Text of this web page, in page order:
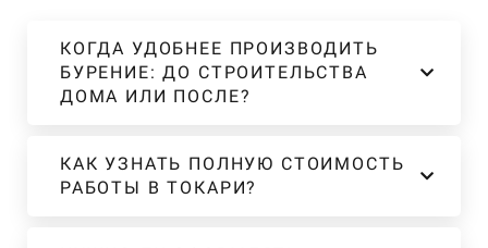
КОГДА УДОБНЕЕ ПРОИЗВОДИТЬ
БУРЕНИЕ: ДО СТРОИТЕЛЬСТВА
ДОМА ИЛИ ПОСЛЕ?
КАК УЗНАТЬ ПОЛНУЮ СТОИМОСТЬ
РАБОТЫ В ТОКАРИ?